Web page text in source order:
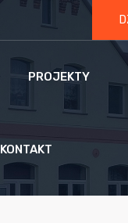
PROJEKTY
KONTAKT